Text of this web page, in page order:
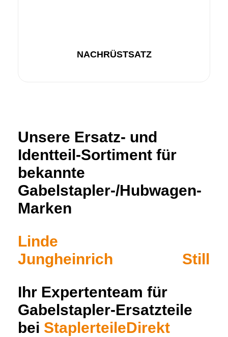
NACHRÜSTSATZ
Unsere Ersatz- und
Identteil-Sortiment für
bekannte
Gabelstapler-/Hubwagen-
Marken
Linde
Jungheinrich Still
Ihr Expertenteam für
Gabelstapler-Ersatzteile
bei StaplerteileDirekt